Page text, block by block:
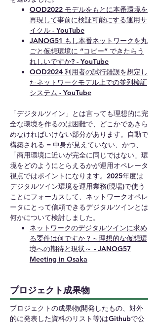
OOD2022 モデルをもとに本番環境を
再現して事前に検証可能にする運用サ
イクル - YouTube
JANOG51 もし本番ネットワークを丸
ごと仮想環境に “コピー” できたらう
れしいですか? - YouTube
OOD2024 利用者の試行錯誤を想定し
たネットワークモデル上での並列検証
システム - YouTube
「デジタルツイン」とは言っても理想的に完
全な環境を作るのは困難で、どこかであきら
めなければいけない部分があります。自動で
構築される = 中身が見えていない、かつ、
「商用環境に近いが完全に同じではない」環
境をどのようにとらえるかが運用オペレータ
視点ではポイントになります。2025年度は
デジタルツイン環境を運用業務(現場)で使う
ことにフォーカスして、ネットワークオペレ
ータにとって信頼できるデジタルツインとは
何かについて検討しました。
ネットワークのデジタルツインに求め
る要件は何ですか？～理想的な仮想環
境への期待と現状～ - JANOG57
Meeting in Osaka
プロジェクト成果物
プロジェクトの成果物(開発したもの、対外
的に発表した資料のリスト等)はGithubで公